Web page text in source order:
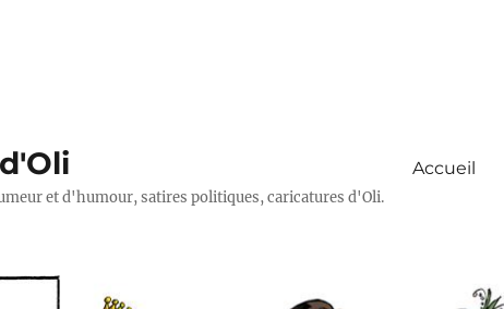
et d'humour, satires politiques, caricatures d'Oli.
Accueil